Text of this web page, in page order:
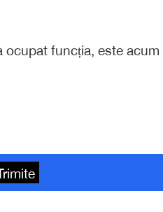
ocupat funcția, este acum